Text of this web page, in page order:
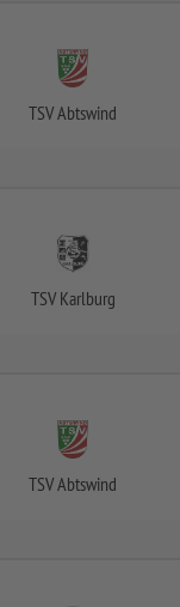
TSV Abtswind
TSV Karlburg
TSV Abtswind